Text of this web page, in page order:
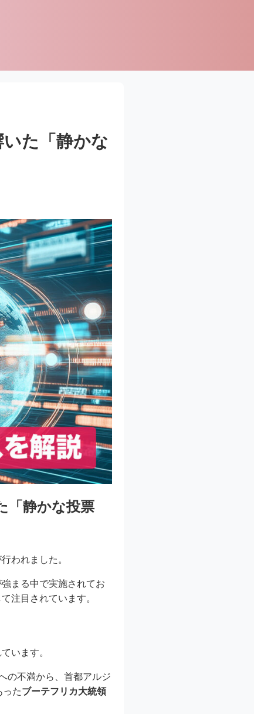
た「静かな
「静かな投票
行われました。
まる中で実施されてお
注目されています。
います。
の不満から、首都アルジ
ったブーテフリカ大統領